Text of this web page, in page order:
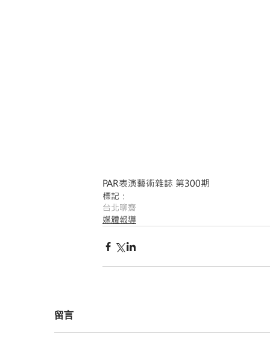
PAR表演藝術雜誌 第300期
標記：
台北聊齋
媒體報導
留言